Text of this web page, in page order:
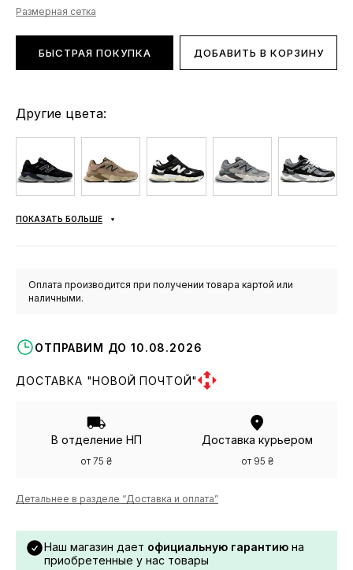
Размерная сетка
БЫСТРАЯ ПОКУПКА ДОБАВИТЬ В КОРЗИНУ
Другие цвета:
ПОКАЗАТЬ БОЛЬШЕ
Оплата производится при получении товара картой или
наличными.
ОТПРАВИМ ДО 10.08.2026
ДОСТАВКА "НОВОЙ ПОЧТОЙ"
В отделение НП
от 75 ₴
Доставка курьером
от 95 ₴
Детальнее в разделе “Доставка и оплата”
Наш магазин дает официальную гарантию на
приобретенные у нас товары